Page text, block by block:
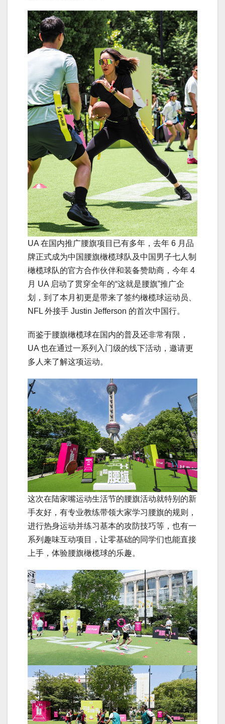
UA 在国内推广腰旗项目已有多年，去年 6 月品
牌正式成为中国腰旗橄榄球队及中国男子七人制
橄榄球队的官方合作伙伴和装备赞助商，今年 4
月 UA 启动了贯穿全年的“这就是腰旗”推广企
划，到了本月初更是带来了签约橄榄球运动员、
NFL 外接手 Justin Jefferson 的首次中国行。
而鉴于腰旗橄榄球在国内的普及还非常有限，
UA 也在通过一系列入门级的线下活动，邀请更
多人来了解这项运动。
这次在陆家嘴运动生活节的腰旗活动就特别的新
手友好，有专业教练带领大家学习腰旗的规则，
进行热身运动并练习基本的攻防技巧等，也有一
系列趣味互动项目，让零基础的同学们也能直接
上手，体验腰旗橄榄球的乐趣。